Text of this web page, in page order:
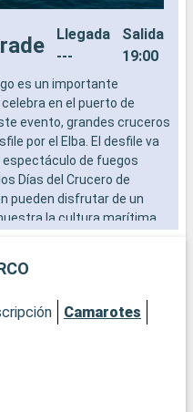
Llegada
---
Salida
19:00
es un importante
en el puerto de
evento, grandes cruceros
por el Elba. El desfile va
de fuegos
Días del Crucero de
pueden disfrutar de un
la cultura marítima
Camarotes